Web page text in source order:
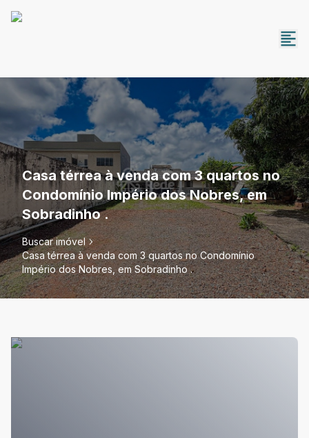
Casa térrea à venda com 3 quartos no
Condomínio Império dos Nobres, em
Sobradinho .
Buscar imóvel
Casa térrea à venda com 3 quartos no Condomínio
Império dos Nobres, em Sobradinho .